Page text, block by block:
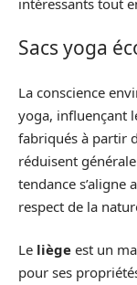
Sacs yoga
La conscience
yoga, influençant
fabriqués à partir
réduisent
tendance
respect de la
Le liège est un
pour ses